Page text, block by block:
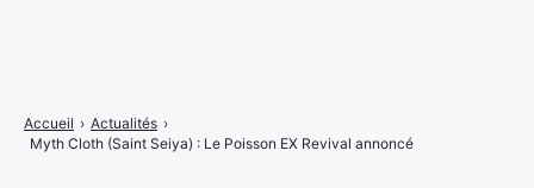
Accueil › Actualités ›
Myth Cloth (Saint Seiya) : Le Poisson EX Revival annoncé